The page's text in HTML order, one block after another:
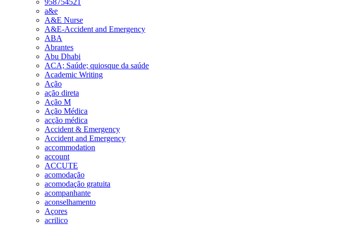
a&e
A&E Nurse
A&E-Accident and Emergency
ABA
Abrantes
Abu Dhabi
ACA; Saúde; quiosque da saúde
Academic Writing
Ação
ação direta
Ação M
Ação Médica
acção médica
Accident & Emergency
Accident and Emergency
accommodation
account
ACCUTE
acomodação
acomodação gratuita
acompanhante
aconselhamento
Açores
acrilico